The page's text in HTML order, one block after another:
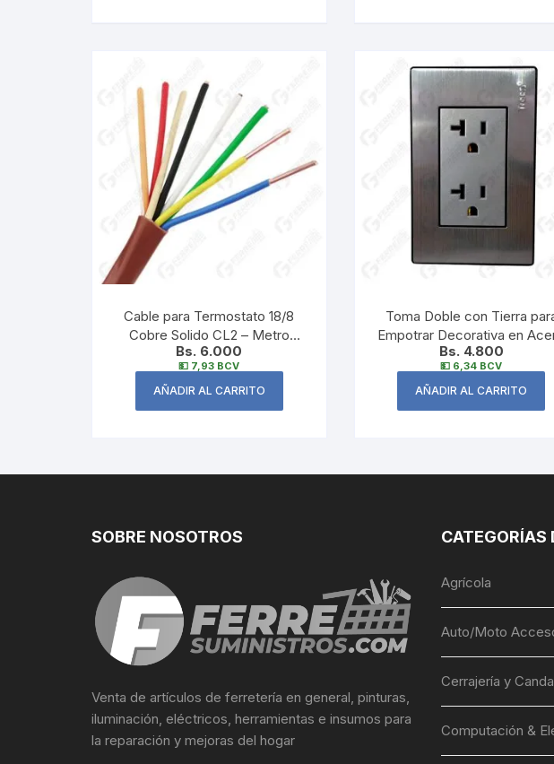
Cable para Termostato 18/8
Cobre Solido CL2 – Metro
Lineal
Bs. 6.000
💵 7,93 BCV
AÑADIR AL CARRITO
Toma Doble con Tierra
Empotrar Decorativa en
20A TROEN
Bs. 4.800
💵 6,34 BCV
AÑADIR AL CARRITO
SOBRE NOSOTROS
Venta de artículos de ferretería en general, pinturas,
iluminación, eléctricos, herramientas e insumos para
la reparación y mejoras del hogar
CATEGORÍAS
Agrícola
Auto/Moto
Cerrajería y
Computación &